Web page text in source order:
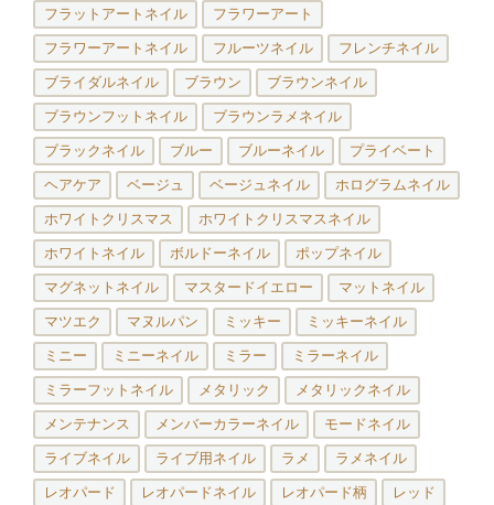
フラットアートネイル フラワーアート
フラワーアートネイル フルーツネイル フレンチネイル
ブライダルネイル ブラウン ブラウンネイル
ブラウンフットネイル ブラウンラメネイル
ブラックネイル ブルー ブルーネイル プライベート
ヘアケア ベージュ ベージュネイル ホログラムネイル
ホワイトクリスマス ホワイトクリスマスネイル
ホワイトネイル ボルドーネイル ポップネイル
マグネットネイル マスタードイエロー マットネイル
マツエク マヌルパン ミッキー ミッキーネイル
ミニー ミニーネイル ミラー ミラーネイル
ミラーフットネイル メタリック メタリックネイル
メンテナンス メンバーカラーネイル モードネイル
ライブネイル ライブ用ネイル ラメ ラメネイル
レオパード レオパードネイル レオパード柄 レッド